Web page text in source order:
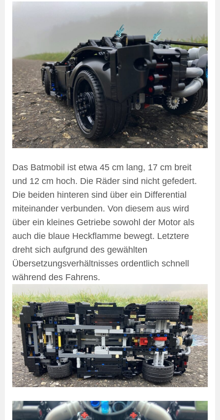
Das Batmobil ist etwa 45 cm lang, 17 cm breit
und 12 cm hoch. Die Räder sind nicht gefedert.
Die beiden hinteren sind über ein Differential
miteinander verbunden. Von diesem aus wird
über ein kleines Getriebe sowohl der Motor als
auch die blaue Heckflamme bewegt. Letztere
dreht sich aufgrund des gewählten
Übersetzungsverhältnisses ordentlich schnell
während des Fahrens.